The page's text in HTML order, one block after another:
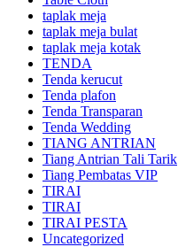
taplak meja
taplak meja bulat
taplak meja kotak
TENDA
Tenda kerucut
Tenda plafon
Tenda Transparan
Tenda Wedding
TIANG ANTRIAN
Tiang Antrian Tali Tarik
Tiang Pembatas VIP
TIRAI
TIRAI
TIRAI PESTA
Uncategorized